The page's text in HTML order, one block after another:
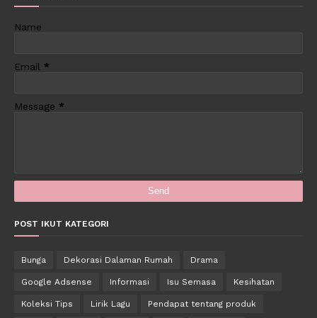
Name
Email *
Message *
POST IKUT KATEGORI
Bunga Dekorasi Dalaman Rumah Drama
Google Adsense Informasi Isu Semasa Kesihatan
Koleksi Tips Lirik Lagu Pendapat tentang produk